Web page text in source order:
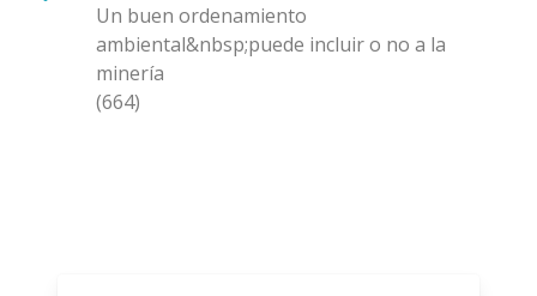
Un buen ordenamiento
ambiental&nbsp;puede incluir o no a la
minería
(664)